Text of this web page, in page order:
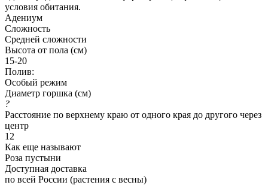
условия обитания.
Адениум
Сложность
Средней сложности
Высота от пола (см)
15-20
Полив:
Особый режим
Диаметр горшка (см)
?
Расстояние по верхнему краю от одного края до другого через
центр
12
Как еще называют
Роза пустыни
Доступная доставка
по всей России (растения с весны)